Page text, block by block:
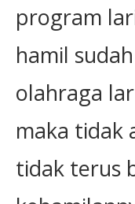
program
hamil
olahraga
maka tidak
tidak terus